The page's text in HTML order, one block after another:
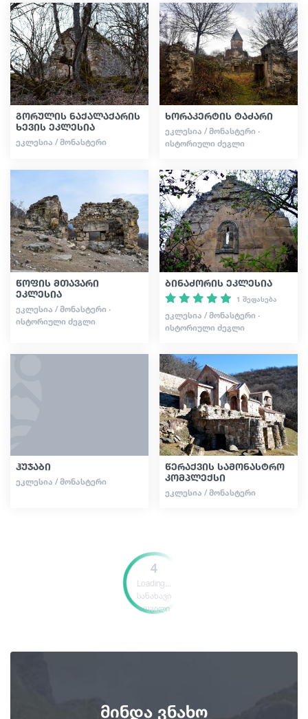
გორულის ნაქალაქარის
ხევის ეკლესია
ᲔᲙᲚᲔᲡᲘᲐ / ᲛᲝᲜᲐᲡᲢᲔᲠᲘ
ხორაკერტის ტაძარი
ᲔᲙᲚᲔᲡᲘᲐ / ᲛᲝᲜᲐᲡᲢᲔᲠᲘ ·
ᲘᲡᲢᲝᲠᲘᲣᲚᲘ ᲫᲔᲒᲚᲘ
წოფის მთავარი
ეკლესია
ᲔᲙᲚᲔᲡᲘᲐ / ᲛᲝᲜᲐᲡᲢᲔᲠᲘ ·
ᲘᲡᲢᲝᲠᲘᲣᲚᲘ ᲫᲔᲒᲚᲘ
ბინაძორის ეკლესია
1 შეფასება
ᲔᲙᲚᲔᲡᲘᲐ / ᲛᲝᲜᲐᲡᲢᲔᲠᲘ ·
ᲘᲡᲢᲝᲠᲘᲣᲚᲘ ᲫᲔᲒᲚᲘ
ჰუჯაბი
ᲔᲙᲚᲔᲡᲘᲐ / ᲛᲝᲜᲐᲡᲢᲔᲠᲘ
წერაქვის სამონასტრო
კომპლექსი
ᲔᲙᲚᲔᲡᲘᲐ / ᲛᲝᲜᲐᲡᲢᲔᲠᲘ
4
Loading...
სანახავი
ადგილი
მინდა ვნახო